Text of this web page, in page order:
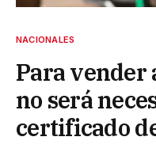
NACIONALES
Para vender
no será
certificado